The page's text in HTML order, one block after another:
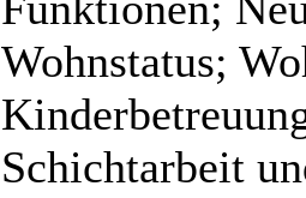
Wohnstatus;
Schichtarbeit